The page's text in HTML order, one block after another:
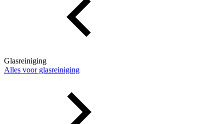
Glasreiniging
Alles voor glasreiniging